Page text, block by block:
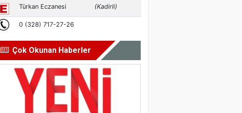
Çok Okunan Haberler